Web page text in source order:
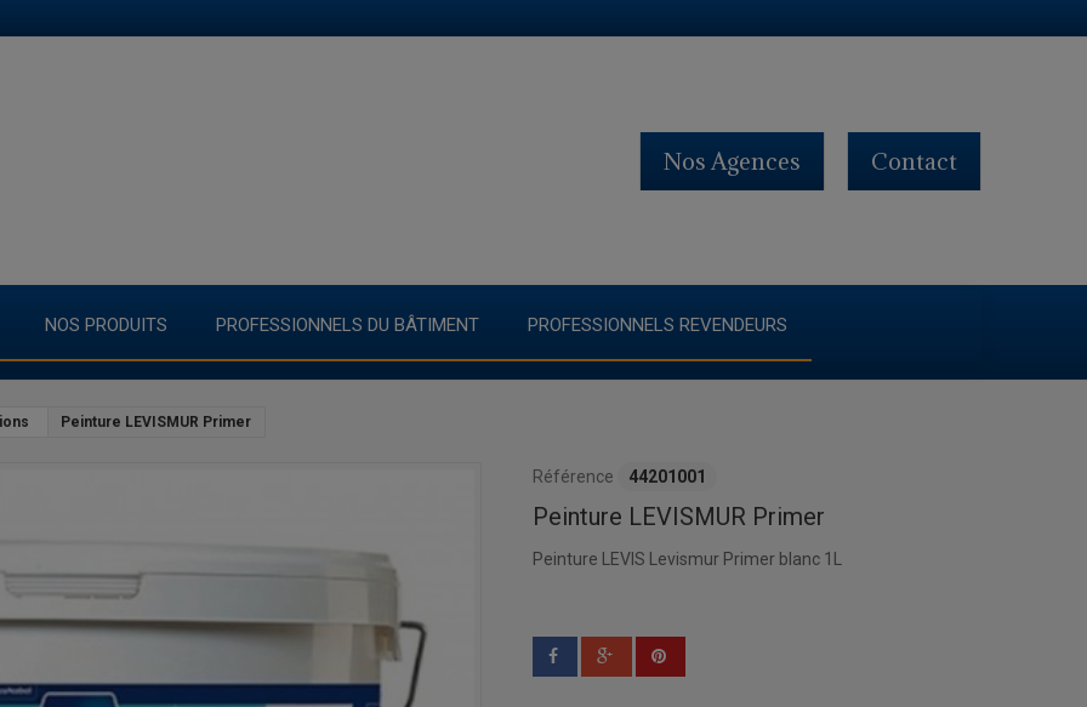
Contact
Nos Agences
NOS PRODUITS PROFESSIONNELS DU BÂTIMENT PROFESSIONNELS REVENDEURS
Peinture LEVISMUR Primer
Référence 44201001
Peinture LEVISMUR Primer
Peinture LEVIS Levismur Primer blanc 1L